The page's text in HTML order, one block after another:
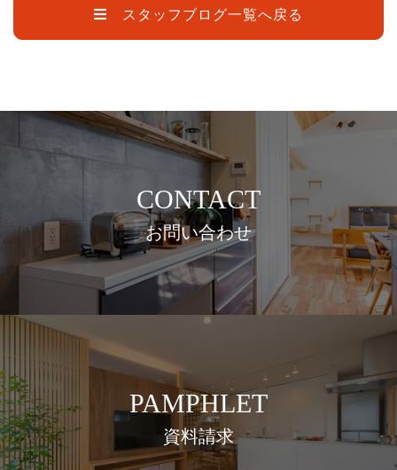
スタッフブログ一覧へ戻る
CONTACT
お問い合わせ
PAMPHLET
資料請求